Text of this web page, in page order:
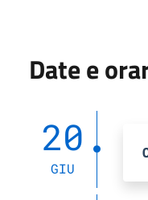
Date e
20
GIU